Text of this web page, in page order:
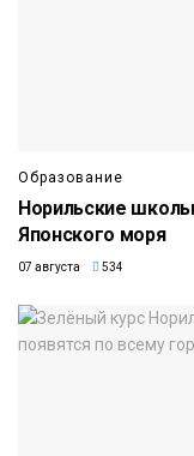
Образование
Норильские
Японского моря
07 августа 534